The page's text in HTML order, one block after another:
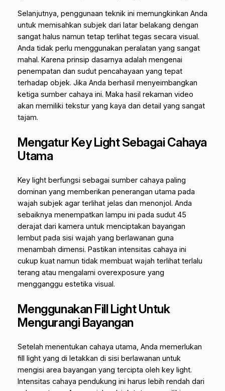
Selanjutnya, penggunaan teknik ini memungkinkan Anda
untuk memisahkan subjek dari latar belakang dengan
sangat halus namun tetap terlihat tegas secara visual.
Anda tidak perlu menggunakan peralatan yang sangat
mahal. Karena prinsip dasarnya adalah mengenai
penempatan dan sudut pencahayaan yang tepat
terhadap objek. Jika Anda berhasil menyeimbangkan
ketiga sumber cahaya ini. Maka hasil rekaman video
akan memiliki tekstur yang kaya dan detail yang sangat
tajam.
Mengatur Key Light Sebagai Cahaya
Utama
Key lightberfungsi sebagai sumber cahaya paling
dominan yang memberikan penerangan utama pada
wajah subjek agar terlihat jelas dan menonjol. Anda
sebaiknya menempatkan lampu ini pada sudut 45
derajat dari kamera untuk menciptakan bayangan
lembut pada sisi wajah yang berlawanan guna
menambah dimensi. Pastikan intensitas cahaya ini
cukup kuat namun tidak membuat wajah terlihat terlalu
terang atau mengalami overexposure yang
mengganggu estetika visual.
Menggunakan Fill Light Untuk
Mengurangi Bayangan
Setelah menentukan cahaya utama, Anda memerlukan
fill lightyang di letakkan di sisi berlawanan untuk
mengisi area bayangan yang tercipta oleh key light.
Intensitas cahaya pendukung ini harus lebih rendah dari